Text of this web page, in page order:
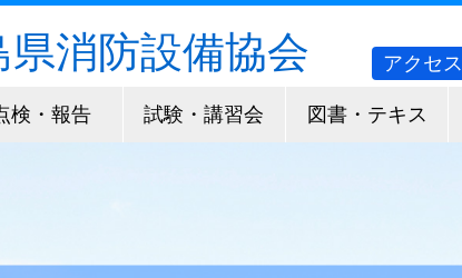
県消防設備協会 アクセス
検・報告 試験・講習会 図書・テキス